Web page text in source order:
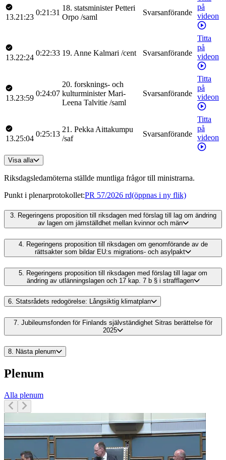
13.21:23
0:21:31
18. statsminister Petteri
Orpo /saml
Svarsanförande
på
videon
13.22:24
0:22:33 19. Anne Kalmari /cent Svarsanförande
Titta
på
videon
13.23:59
0:24:07
20. forsknings- och
kulturminister Mari-
Leena Talvitie /saml
Svarsanförande
Titta
på
videon
13.25:04
0:25:13
21 . Pekka Aittakumpu
/saf
Svarsanförande
Titta
på
videon
Visa alla
Riksdagsledamöterna ställde muntliga frågor till ministrarna.
Punkt i plenarprotokollet:PR 57/2026 rd(öppnas i ny flik)
3. Regeringens proposition till riksdagen med förslag till lag om ändring
av lagen om jämställdhet mellan kvinnor och män
4. Regeringens proposition till riksdagen om genomförande av de
rättsakter som bildar EU:s migrations- och asylpakt
5.
Regeringens proposition till riksdagen med förslag till lagar om
ändring av utlänningslagen och 17 kap. 7 b § i strafflagen
6. Statsrådets redogörelse: Långsiktig klimatplan
7. Jubileumsfonden för Finlands självständighet Sitras berättelse för
2025
8. Nästa plenum
Plenum
Alla plenum